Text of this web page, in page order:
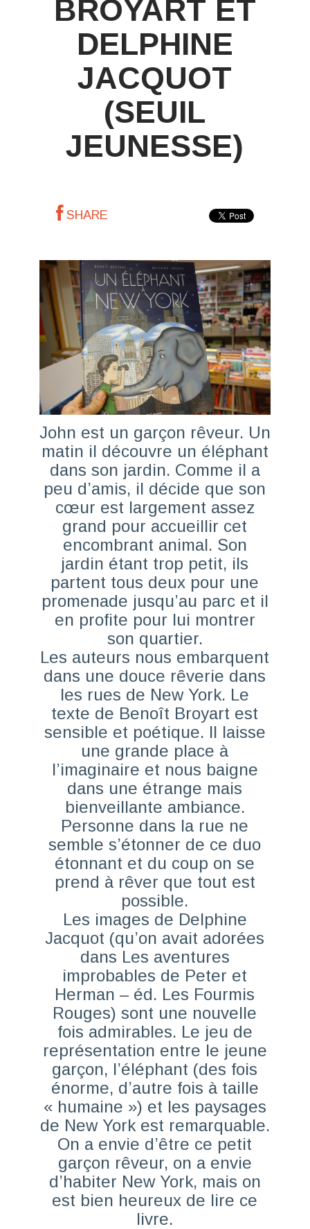
BROYART ET
DELPHINE
JACQUOT
(SEUIL
JEUNESSE)
SHARE
John est un garçon rêveur. Un
matin il découvre un éléphant
dans son jardin. Comme il a
peu d’amis, il décide que son
cœur est largement assez
grand pour accueillir cet
encombrant animal. Son
jardin étant trop petit, ils
partent tous deux pour une
promenade jusqu’au parc et il
en profite pour lui montrer
son quartier.
Les auteurs nous embarquent
dans une douce rêverie dans
les rues de New York. Le
texte de Benoît Broyart est
sensible et poétique. Il laisse
une grande place à
l’imaginaire et nous baigne
dans une étrange mais
bienveillante ambiance.
Personne dans la rue ne
semble s’étonner de ce duo
étonnant et du coup on se
prend à rêver que tout est
possible.
Les images de Delphine
Jacquot (qu’on avait adorées
dans Les aventures
improbables de Peter et
Herman – éd. Les Fourmis
Rouges) sont une nouvelle
fois admirables. Le jeu de
représentation entre le jeune
garçon, l’éléphant (des fois
énorme, d’autre fois à taille
« humaine ») et les paysages
de New York est remarquable.
On a envie d’être ce petit
garçon rêveur, on a envie
d’habiter New York, mais on
est bien heureux de lire ce
livre.